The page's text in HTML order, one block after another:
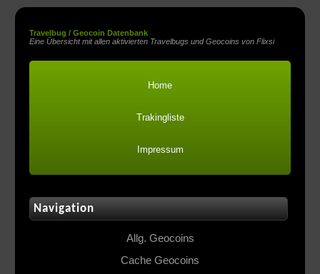
Travelbug / Geocoin Datenbank
Eine Übersicht mit allen aktivierten Travelbugs und Geocoins von Flixsi
Home
Trakingliste
Impressum
Navigation
Allg. Geocoins
Cache Geocoins